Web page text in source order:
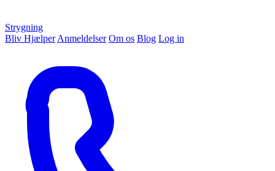
Strygning
Bliv Hjælper Anmeldelser Om os Blog Log in